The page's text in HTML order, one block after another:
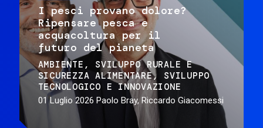
I pesci provano dolore?
Ripensare pesca e
acquacoltura per il
futuro del pianeta
AMBIENTE
SVILUPPO RURALE E
SICUREZZA ALIMENTARE
SVILUPPO
TECNOLOGICO E INNOVAZIONE
01 Luglio 2026 Paolo Bray, Riccardo Giacomessi